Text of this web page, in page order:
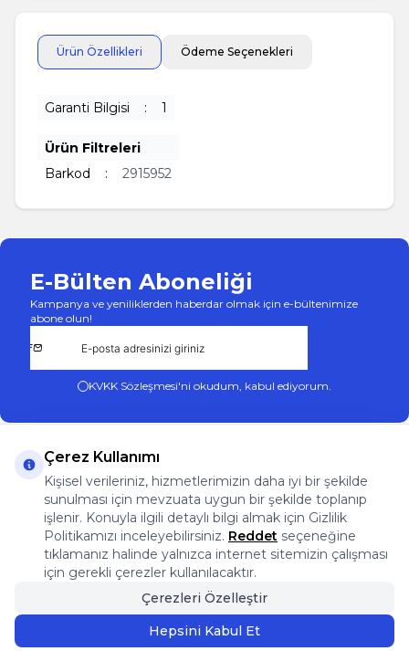
Sepete Ekle
Ürün Özellikleri Ödeme Seçenekleri
Garanti Bilgisi : 1
Ürün Filtreleri
Barkod
: 2915952
E-Bülten Aboneliği
Kampanya ve yeniliklerden haberdar olmak için e-bültenimize
abone olun!
KVKK Sözleşmesi'ni okudum, kabul ediyorum.
App StorePlay Store
FacebookInstagram
Önemli Bilgiler
Önemli Bilgiler
Hızlı Erişim
Çerez Kullanımı
Kişisel verileriniz, hizmetlerimizin daha iyi bir şekilde
sunulması için mevzuata uygun bir şekilde toplanıp
işlenir. Konuyla ilgili detaylı bilgi almak için Gizlilik
Politikamızı inceleyebilirsiniz. Reddet seçeneğine
tıklamanız halinde yalnızca internet sitemizin çalışması
için gerekli çerezler kullanılacaktır.
Çerezleri Özelleştir
Hepsini Kabul Et